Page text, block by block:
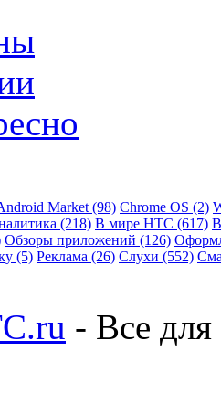
Market (98) Chrome OS (2)
(218) В мире HTC (617)
Обзоры приложений (126)
(5) Реклама (26) Слухи (552)
- Все